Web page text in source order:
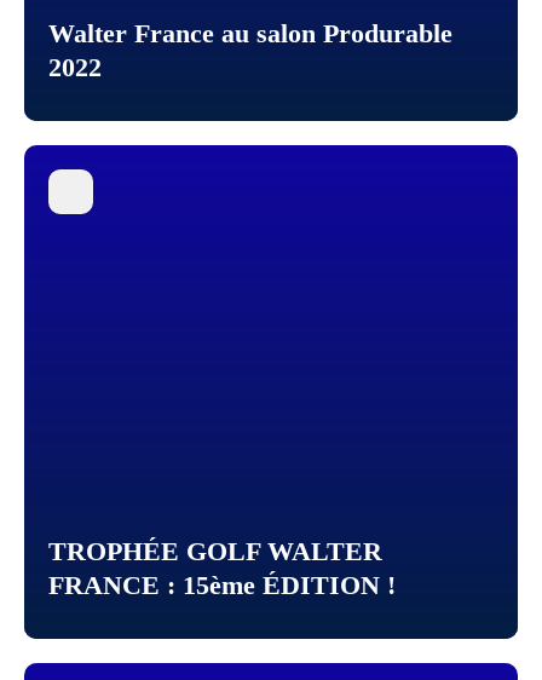
Walter France au salon Produrable
2022
TROPHÉE GOLF WALTER
FRANCE : 15ème ÉDITION !